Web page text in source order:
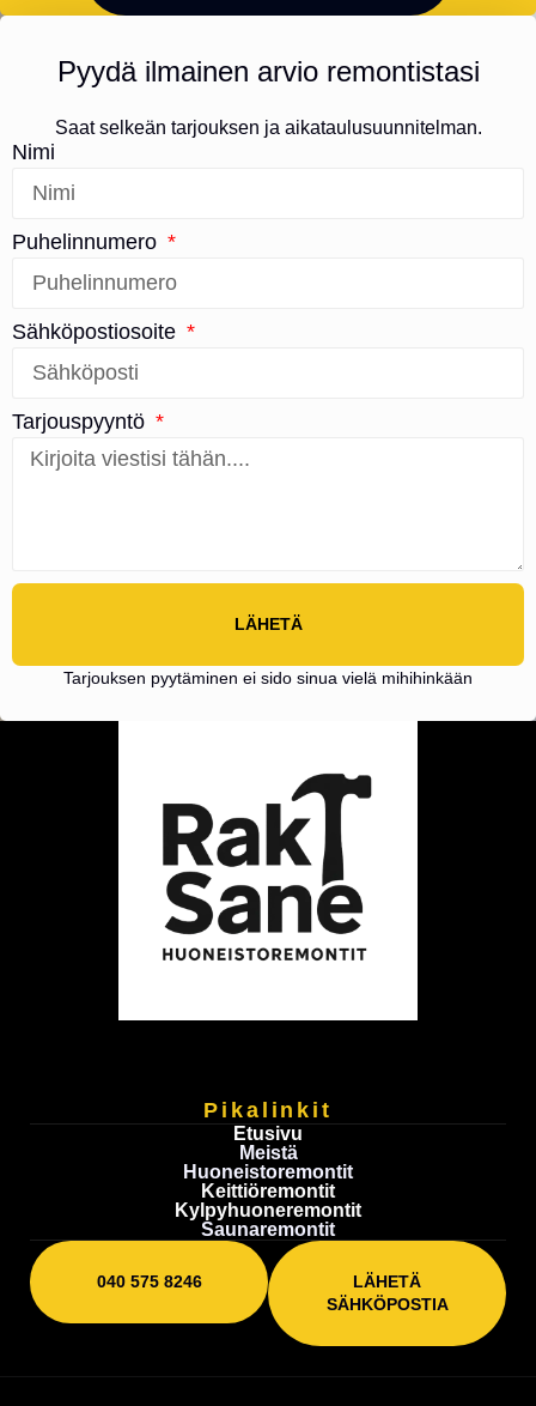
Pyydä ilmainen arvio remontistasi
Saat selkeän tarjouksen ja aikataulusuunnitelman.
Nimi
Puhelinnumero
Sähköpostiosoite
Tarjouspyyntö
LÄHETÄ
Tarjouksen pyytäminen ei sido sinua vielä mihihinkään
Pikalinkit
Etusivu
Meistä
Huoneistoremontit
Keittiöremontit
Kylpyhuoneremontit
Saunaremontit
040 575 8246
LÄHETÄ
SÄHKÖPOSTIA